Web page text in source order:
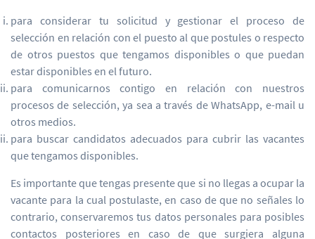
para considerar tu solicitud y gestionar el proceso de
selección en relación con el puesto al que postules o respecto
de otros puestos que tengamos disponibles o que puedan
estar disponibles en el futuro.
para comunicarnos contigo en relación con nuestros
procesos de selección, ya sea a través de WhatsApp, e-mail u
otros medios.
para buscar candidatos adecuados para cubrir las vacantes
que tengamos disponibles.
Es importante que tengas presente que si no llegas a ocupar la
vacante para la cual postulaste, en caso de que no señales lo
contrario, conservaremos tus datos personales para posibles
contactos posteriores en caso de que surgiera alguna